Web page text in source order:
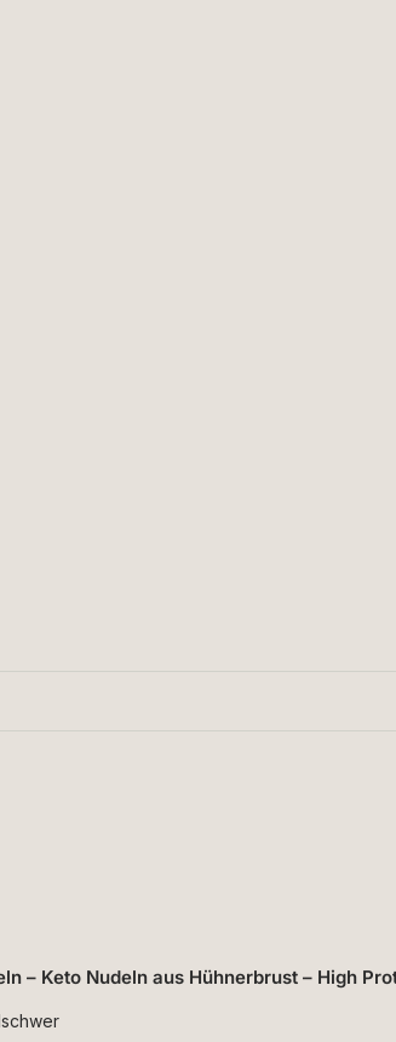
– Keto Nudeln aus Hühnerbrust – High